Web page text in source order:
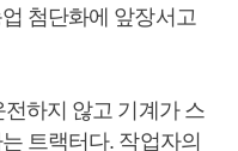
첨단화에 앞장서고
하지 않고 기계가 스
트랙터다. 작업자의